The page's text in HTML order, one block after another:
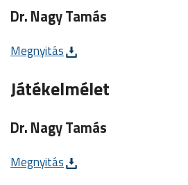
Dr. Nagy Tamás
Megnyitás
Játékelmélet
Dr. Nagy Tamás
Megnyitás